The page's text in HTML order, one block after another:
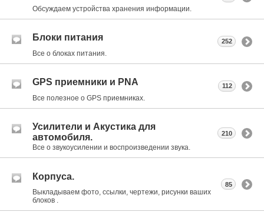
Обсуждаем устройства хранения информации.
Блоки питания
Все о блоках питания.
252
GPS приемники и PNA
Все полезное о GPS приемниках.
112
Усилители и Акустика для
автомобиля.
Все о звукоусилении и воспроизведении звука.
210
Корпуса.
Выкладываем фото, ссылки, чертежи, рисунки ваших
блоков .
85